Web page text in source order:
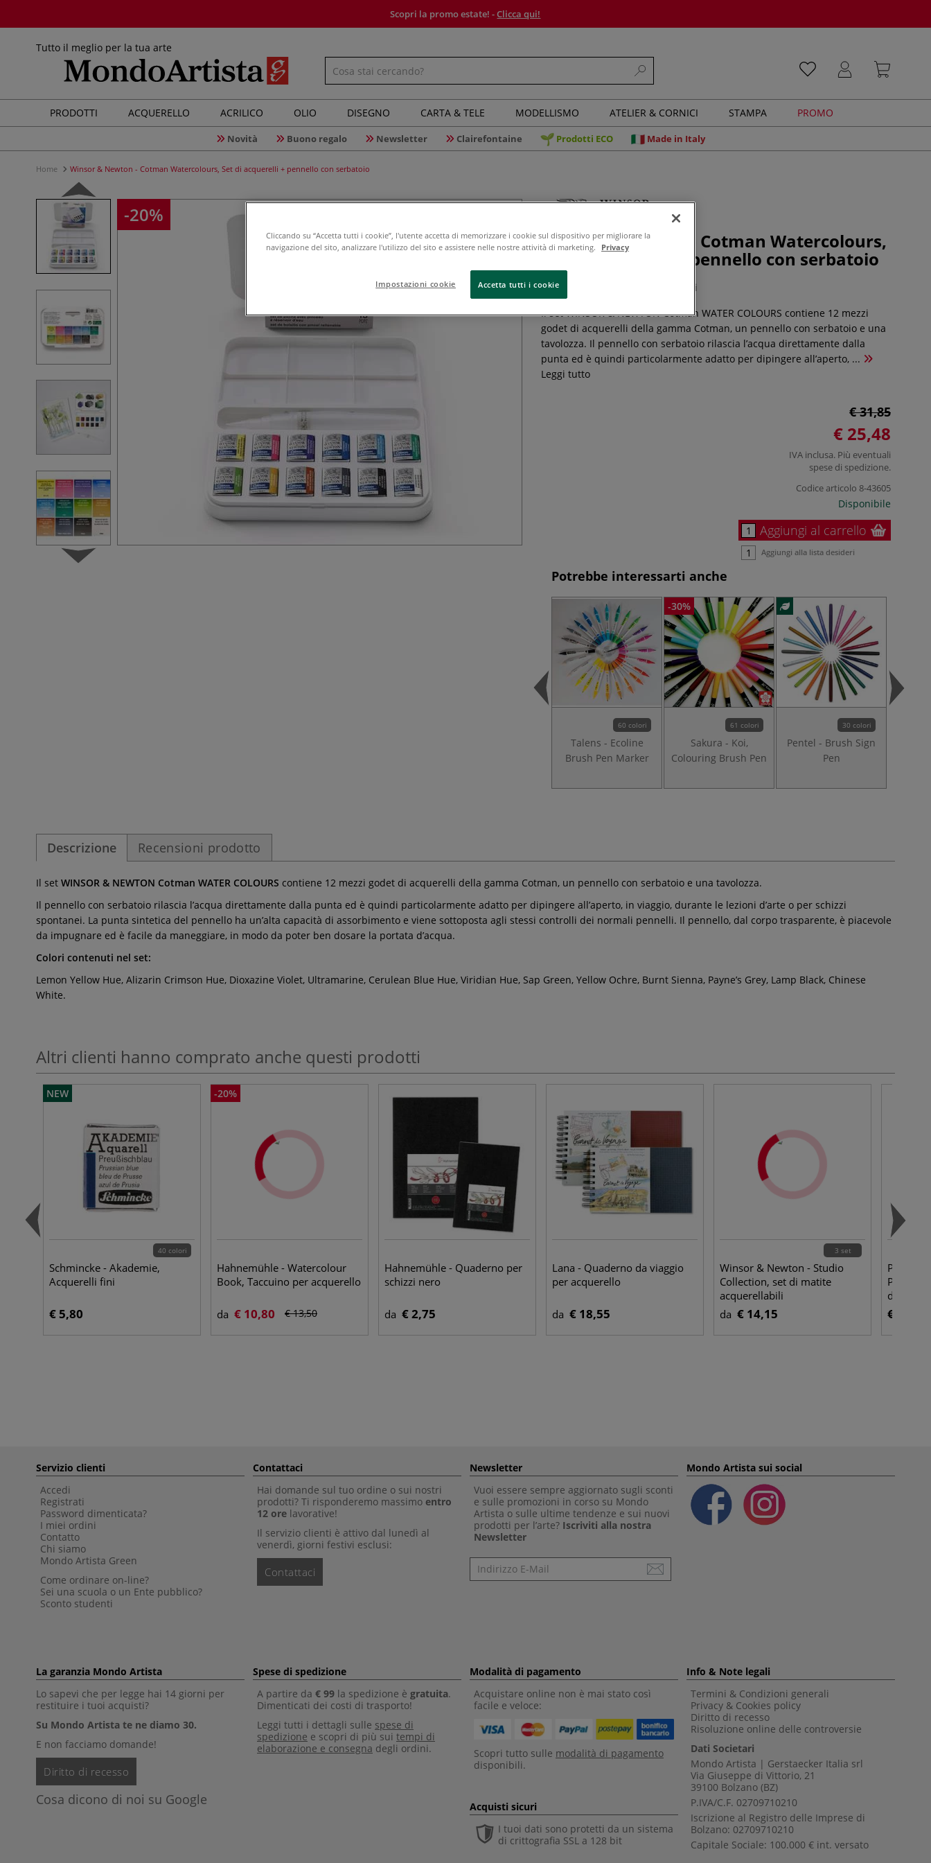
Scopri la promo estate! -Clicca qui!
Tutto il meglio per la tua arte
PRODOTTI ACQUERELLO ACRILICO OLIO DISEGNO CARTA & TELE MODELLISMO ATELIER & CORNICI STAMPA PROMO
Novità Buono regalo Newsletter Clairefontaine Prodotti ECO Made in Italy
Home Winsor & Newton - Cotman Watercolours, Set di acquerelli + pennello con serbatoio
-20%
Winsor & Newton - Cotman Watercolours,
Set di acquerelli + pennello con serbatoio
0 recensioni
Il set WINSOR & NEWTON Cotman WATER COLOURS contiene 12 mezzi
godet di acquerelli della gamma Cotman, un pennello con serbatoio e una
tavolozza. Il pennello con serbatoio rilascia l’acqua direttamente dalla
punta ed è quindi particolarmente adatto per dipingere all’aperto, ...
Leggi tutto
€ 31,85
€ 25,48
IVA inclusa. Più eventuali
spese di spedizione.
Codice articolo 8-43605
Disponibile
Aggiungi al carrello
Aggiungi alla lista desideri
Potrebbe interessarti anche
60 colori
Talens - Ecoline
Brush Pen Marker
-30%
61 colori
Sakura - Koi,
Colouring Brush Pen
30 colori
Pentel - Brush Sign
Pen
Descrizione Recensioni prodotto
Il set WINSOR & NEWTON Cotman WATER COLOURS contiene 12 mezzi godet di acquerelli della gamma Cotman, un pennello con serbatoio e una tavolozza.
Il pennello con serbatoio rilascia l’acqua direttamente dalla punta ed è quindi particolarmente adatto per dipingere all’aperto, in viaggio, durante le lezioni d’arte o per schizzi
spontanei. La punta sintetica del pennello ha un’alta capacità di assorbimento e viene sottoposta agli stessi controlli dei normali pennelli. Il pennello, dal corpo trasparente, è piacevole
da impugnare ed è facile da maneggiare, in modo da poter ben dosare la portata d’acqua.
Colori contenuti nel set:
Lemon Yellow Hue, Alizarin Crimson Hue, Dioxazine Violet, Ultramarine, Cerulean Blue Hue, Viridian Hue, Sap Green, Yellow Ochre, Burnt Sienna, Payne’s Grey, Lamp Black, Chinese
White.
Altri clienti hanno comprato anche questi prodotti
NEW
40 colori
Schmincke - Akademie,
Acquerelli fini
€ 5,80
-20%
Hahnemühle - Watercolour
Book, Taccuino per acquerello
da € 10,80 € 13,50
Hahnemühle - Quaderno per
schizzi nero
da € 2,75
Lana - Quaderno da viaggio
per acquerello
da € 18,55
3 set
Winsor & Newton - Studio
Collection, set di matite
acquerellabili
da € 14,15
Pentel -
d'acqua
€ 7,40
Servizio clienti
Accedi
Registrati
Password dimenticata?
I miei ordini
Contatto
Chi siamo
Mondo Artista Green
Come ordinare on-line?
Sei una scuola o un Ente pubblico?
Sconto studenti
Contattaci
Hai domande sul tuo ordine o sui nostri
prodotti? Ti risponderemo massimo entro
12 ore lavorative!
Il servizio clienti è attivo dal lunedì al
venerdì, giorni festivi esclusi:
Contattaci
Newsletter
Vuoi essere sempre aggiornato sugli sconti
e sulle promozioni in corso su Mondo
Artista o sulle ultime tendenze e sui nuovi
prodotti per l’arte? Iscriviti alla nostra
Newsletter
Newsletter
Mondo Artista sui social
La garanzia Mondo Artista
Lo sapevi che per legge hai 14 giorni per
restituire i tuoi acquisti?
Su Mondo Artista te ne diamo 30.
E non facciamo domande!
Diritto di recesso
Cosa dicono di noi su Google
Spese di spedizione
A partire da € 99 la spedizione è gratuita.
Dimenticati dei costi di trasporto!
Leggi tutti i dettagli sulle spese di
spedizione e scopri di più sui tempi di
elaborazione e consegna degli ordini.
Modalità di pagamento
Acquistare online non è mai stato così
facile e veloce:
Scopri tutto sulle modalità di pagamento
disponibili.
Info & Note legali
Termini & Condizioni generali
Privacy & Cookies policy
Diritto di recesso
Risoluzione online delle controversie
Dati Societari
Mondo Artista | Gerstaecker Italia srl
Via Giuseppe di Vittorio, 21
39100 Bolzano (BZ)
P.IVA/C.F. 02709710210
Iscrizione al Registro delle Imprese di
Bolzano: 02709710210
Capitale Sociale: 100.000 € int. versato
Acquisti sicuri
I tuoi dati sono protetti da un sistema
di crittografia SSL a 128 bit
Cliccando su “Accetta tutti i cookie”, l'utente accetta di memorizzare i cookie sul dispositivo per migliorare la
navigazione del sito, analizzare l'utilizzo del sito e assistere nelle nostre attività di marketing.
Privacy
Impostazioni cookie Accetta tutti i cookie